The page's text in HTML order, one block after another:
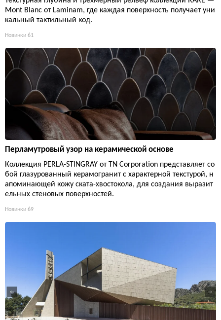
Mont Blanc от Laminam, где каждая поверхность получает уни
кальный тактильный код.
Новинки 61
Перламутровый узор на керамической основе
Коллекция PERLA-STINGRAY от TN Corporation представляет со
бой глазурованный керамогранит с характерной текстурой, н
апоминающей кожу ската-хвостокола, для создания выразит
ельных стеновых поверхностей.
Новинки 69